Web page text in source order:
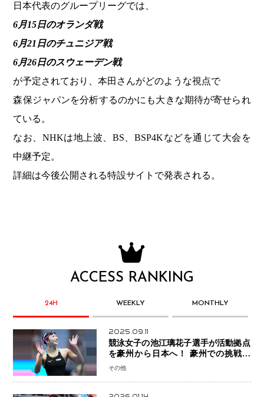
日本代表のグループリーグでは、
6月15日のオランダ戦
6月21日のチュニジア戦
6月26日のスウェーデン戦
が予定されており、本田さんがどのような視点で
森保ジャパンを分析するのかにも大きな期待が寄せられ
ている。
なお、NHKは地上波、BS、BSP4Kなどを通じて大会を
中継予定。
詳細は今後公開される特設サイトで発表される。
ACCESS RANKING
24H WEEKLY MONTHLY
2025.09.11
競泳女子の池江璃花子選手が活動拠点
を豪州から日本へ！ 豪州での挑戦を
糧に、28年ロサンゼルス五輪へ再始動
その他